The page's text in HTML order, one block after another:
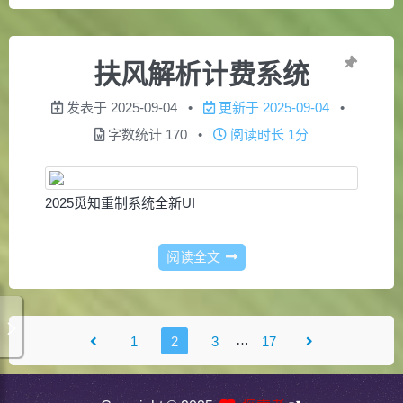
扶风解析计费系统
发表于 2025-09-04 更新于 2025-09-04
字数统计 170 阅读时长 1分
2025觅知重制系统全新UI
阅读全文
1 2 3 … 17